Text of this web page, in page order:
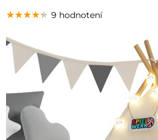
★★★★★
★★★★★
★★★★★ 9 hodnotení